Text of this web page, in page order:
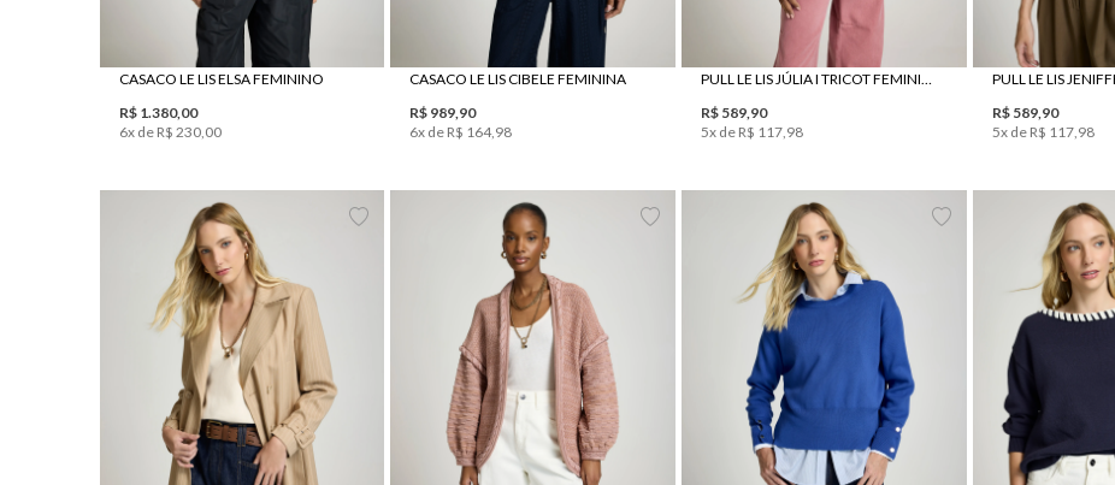
CASACO LE LIS ELSA FEMININO
R$ 1.380, 00
6x de R$ 230, 00
CASACO LE LIS CIBELE FEMININA
R$ 989 90
6x de R$ 164, 98
PULL LE LIS JÚLIA I TRICOT FEMININO
R$ 589 90
5x de R$ 117 98
R$ 589 90
5x de R$ 117 98
34 36 38 PP PP P PP P